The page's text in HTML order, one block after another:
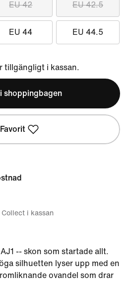
EU 42 EU 42.5
EU 44 EU 44.5
tillgängligt i kassan.
shoppingbagen
Favorit
i kassan
-- skon som startade allt.
silhuetten lyser upp med en
ovandel som drar